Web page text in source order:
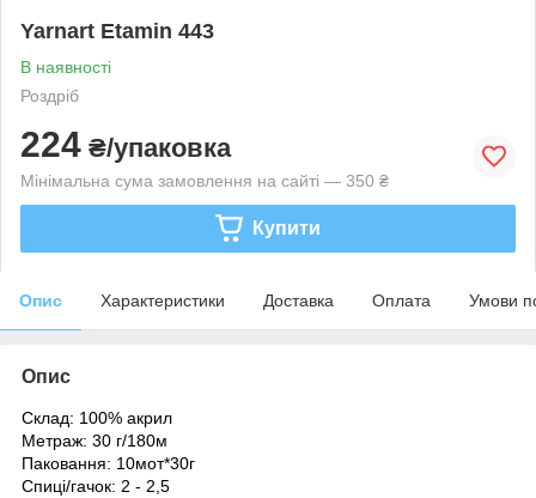
Yarnart Etamin 443
В наявності
Роздріб
224 ₴/упаковка
Мінімальна сума замовлення на сайті — 350 ₴
Купити
Опис Характеристики Доставка Оплата Умови
Опис
Склад: 100% акрил
Метраж: 30 г/180м
Паковання: 10мот*30г
Спиці/гачок: 2 - 2,5